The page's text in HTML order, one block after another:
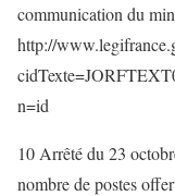
communication du
http://
n=id
10 Arrêté du 23
nombre de postes